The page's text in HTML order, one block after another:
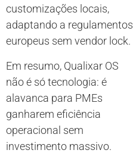
customizações locais,
adaptando a regulamentos
europeus sem vendor lock.
Em resumo, Qualixar OS
não é só tecnologia: é
alavanca para PMEs
ganharem eficiência
operacional sem
investimento massivo.